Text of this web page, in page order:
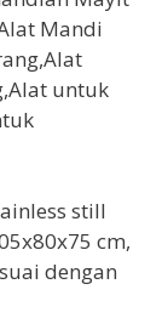
still
cm,
dengan